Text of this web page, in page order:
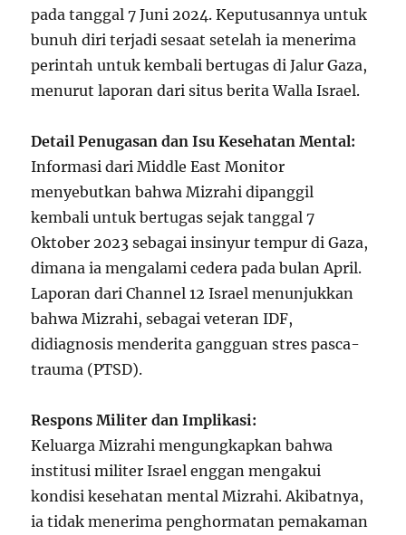
pada tanggal 7 Juni 2024. Keputusannya untuk
bunuh diri terjadi sesaat setelah ia menerima
perintah untuk kembali bertugas di Jalur Gaza,
menurut laporan dari situs berita Walla Israel.
Detail Penugasan dan Isu Kesehatan Mental:
Informasi dari Middle East Monitor
menyebutkan bahwa Mizrahi dipanggil
kembali untuk bertugas sejak tanggal 7
Oktober 2023 sebagai insinyur tempur di Gaza,
dimana ia mengalami cedera pada bulan April.
Laporan dari Channel 12 Israel menunjukkan
bahwa Mizrahi, sebagai veteran IDF,
didiagnosis menderita gangguan stres pasca-
trauma (PTSD).
Respons Militer dan Implikasi:
Keluarga Mizrahi mengungkapkan bahwa
institusi militer Israel enggan mengakui
kondisi kesehatan mental Mizrahi. Akibatnya,
ia tidak menerima penghormatan pemakaman